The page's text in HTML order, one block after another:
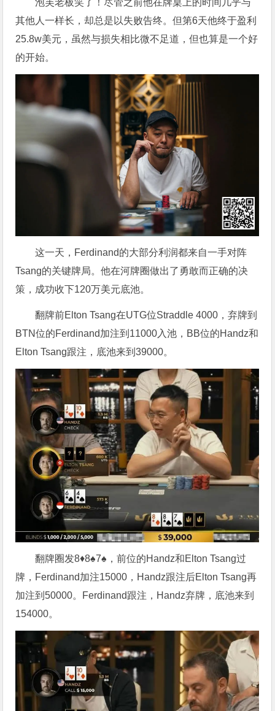
其他人一样长，却总是以失败告终。但第6天他终于盈利
25.8w美元，虽然与损失相比微不足道，但也算是一个好
的开始。
这一天，Ferdinand的大部分利润都来自一手对阵
Tsang的关键牌局。他在河牌圈做出了勇敢而正确的决
策，成功收下120万美元底池。
翻牌前Elton Tsang在UTG位Straddle 4000，弃牌到
BTN位的Ferdinand加注到11000入池，BB位的Handz和
Elton Tsang跟注，底池来到39000。
翻牌圈发8♦8♠7♠，前位的Handz和Elton Tsang过
牌，Ferdinand加注15000，Handz跟注后Elton Tsang再
加注到50000。Ferdinand跟注，Handz弃牌，底池来到
154000。